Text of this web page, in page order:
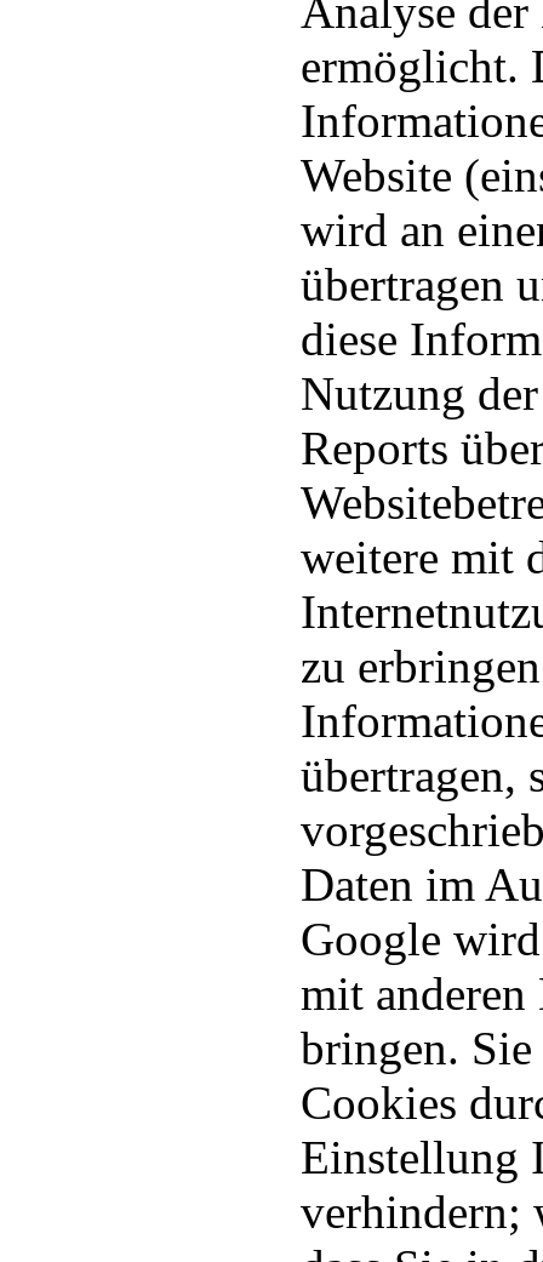
Analyse der
ermöglicht.
Website
wird an
übertragen
diese
Nutzung
Reports
weitere mit
zu
übertragen,
Daten im
Google
mit
bringen.
Cookies
Einstellung
verhindern;